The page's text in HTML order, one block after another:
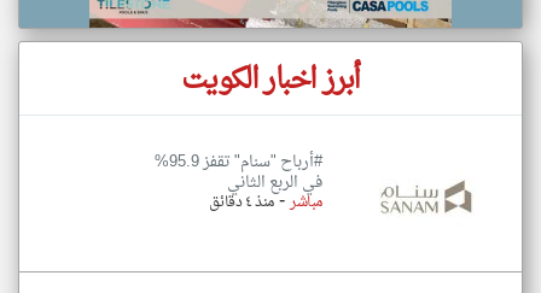
أبرز اخبار الكويت
#أرباح "سنام" تقفز 95.9%
في الربع الثاني
مباشر-منذ ٤ دقائق